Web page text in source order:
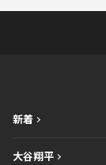
新着
大谷翔平